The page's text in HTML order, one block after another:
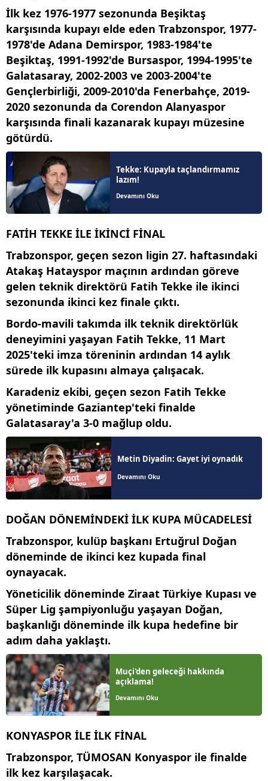
İlk kez 1976-1977 sezonunda Beşiktaş
karşısında kupayı elde eden Trabzonspor, 1977-
1978'de Adana Demirspor, 1983-1984'te
Beşiktaş, 1991-1992'de Bursaspor, 1994-1995'te
Galatasaray, 2002-2003 ve 2003-2004'te
Gençlerbirliği, 2009-2010'da Fenerbahçe, 2019-
2020 sezonunda da Corendon Alanyaspor
karşısında finali kazanarak kupayı müzesine
götürdü.
Tekke: Kupayla taçlandırmamız
lazım!
Devamını Oku
FATİH TEKKE İLE İKİNCİ FİNAL
Trabzonspor, geçen sezon ligin 27. haftasındaki
Atakaş Hatayspor maçının ardından göreve
gelen teknik direktörü Fatih Tekke ile ikinci
sezonunda ikinci kez finale çıktı.
Bordo-mavili takımda ilk teknik direktörlük
deneyimini yaşayan Fatih Tekke, 11 Mart
2025'teki imza töreninin ardından 14 aylık
sürede ilk kupasını almaya çalışacak.
Karadeniz ekibi, geçen sezon Fatih Tekke
yönetiminde Gaziantep'teki finalde
Galatasaray'a 3-0 mağlup oldu.
Metin Diyadin: Gayet iyi oynadık
Devamını Oku
DOĞAN DÖNEMİNDEKİ İLK KUPA MÜCADELESİ
Trabzonspor, kulüp başkanı Ertuğrul Doğan
döneminde de ikinci kez kupada final
oynayacak.
Yöneticilik döneminde Ziraat Türkiye Kupası ve
Süper Lig şampiyonluğu yaşayan Doğan,
başkanlığı döneminde ilk kupa hedefine bir
adım daha yaklaştı.
Muçi'den geleceği hakkında
açıklama!
Devamını Oku
KONYASPOR İLE İLK FİNAL
Trabzonspor, TÜMOSAN Konyaspor ile finalde
ilk kez karşılaşacak.